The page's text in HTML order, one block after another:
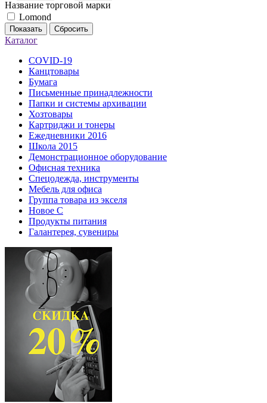
Название торговой марки
Lomond
Показать Сбросить
Каталог
COVID-19
Канцтовары
Бумага
Письменные принадлежности
Папки и системы архивации
Хозтовары
Картриджи и тонеры
Ежедневники 2016
Школа 2015
Демонстрационное оборудование
Офисная техника
Спецодежда, инструменты
Мебель для офиса
Группа товара из экселя
Новое С
Продукты питания
Галантерея, сувениры